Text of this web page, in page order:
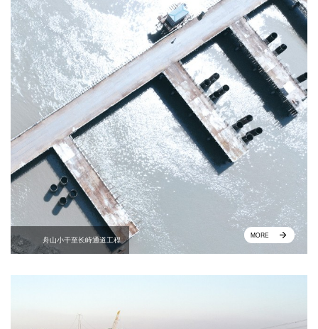
舟山小干至长峙通道工程 MORE